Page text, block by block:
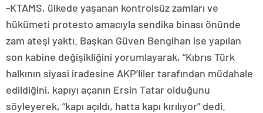
-KTAMS, ülkede yaşanan kontrolsüz zamları ve
hükümeti protesto amacıyla sendika binası önünde
zam ateşi yaktı. Başkan Güven Bengihan ise yapılan
son kabine değişikliğini yorumlayarak, “Kıbrıs Türk
halkının siyasi iradesine AKP’liler tarafından müdahale
edildiğini, kapıyı açanın Ersin Tatar olduğunu
söyleyerek, “kapı açıldı, hatta kapı kırılıyor” dedi.